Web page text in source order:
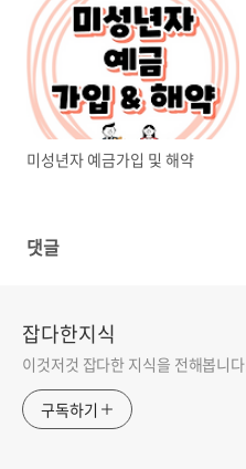
미성년자 예금가입 및 해약
댓글
잡다한지식
이것저것 잡다한 지식을 전해봅니다.
구독하기